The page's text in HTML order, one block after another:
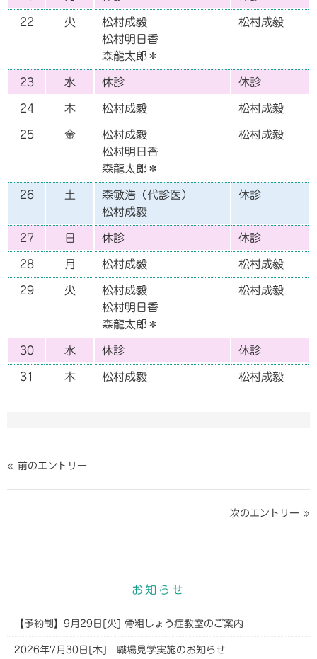
22 火
松村成毅
松村明日香
森龍太郎＊
松村成毅
23 水 休診 休診
24 木 松村成毅 松村成毅
25 金
松村成毅
松村明日香
森龍太郎＊
松村成毅
26 土
森敏浩（代診医）
松村成毅
休診
27 日 休診 休診
28 月 松村成毅 松村成毅
29 火
松村成毅
松村明日香
森龍太郎＊
松村成毅
30 水 休診 休診
31 木 松村成毅 松村成毅
« 前のエントリー
次のエントリー »
お知らせ
【予約制】9月29日[火] 骨粗しょう症教室のご案内
2026年7月30日[木] 職場見学実施のお知らせ